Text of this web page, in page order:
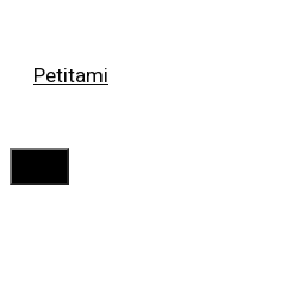
Petitami